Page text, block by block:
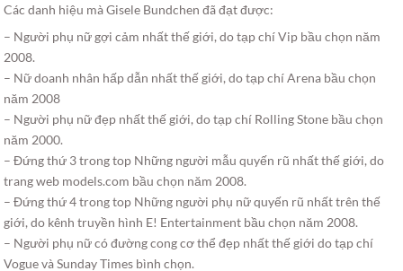
Các danh hiệu mà Gisele Bundchen đã đạt được:
– Người phụ nữ gợi cảm nhất thế giới, do tạp chí Vip bầu chọn năm
2008.
– Nữ doanh nhân hấp dẫn nhất thế giới, do tạp chí Arena bầu chọn
năm 2008
– Người phụ nữ đẹp nhất thế giới, do tạp chí Rolling Stone bầu chọn
năm 2000.
– Đứng thứ 3 trong top Những người mẫu quyến rũ nhất thế giới, do
trang web models.com bầu chọn năm 2008.
– Đứng thứ 4 trong top Những người phụ nữ quyến rũ nhất trên thế
giới, do kênh truyền hình E! Entertainment bầu chọn năm 2008.
– Người phụ nữ có đường cong cơ thể đẹp nhất thế giới do tạp chí
Vogue và Sunday Times bình chọn.